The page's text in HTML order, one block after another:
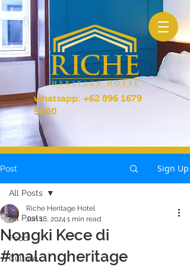
whatsapp: +62 896 1679
5100
Post Sign Up
All Posts
Food
Culture
All Posts
Nongki Kece di
#malangheritage
Riche Heritage Hotel
Jun 18, 2024 1 min read